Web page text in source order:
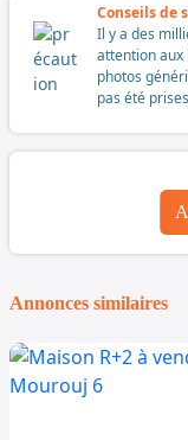
Conseils de
Il y a des
attention aux
photos
pas été
Annonces similaires